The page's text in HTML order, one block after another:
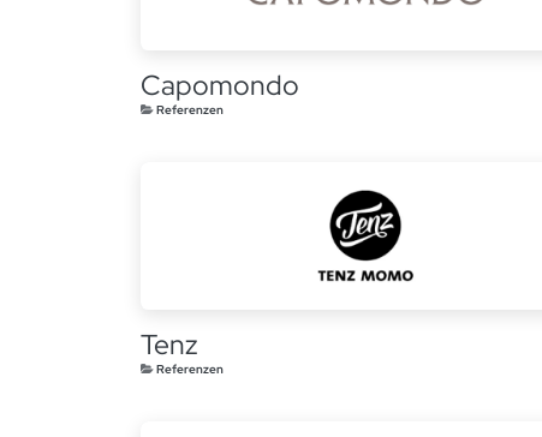
Capomondo
Referenzen
Tenz
Referenzen